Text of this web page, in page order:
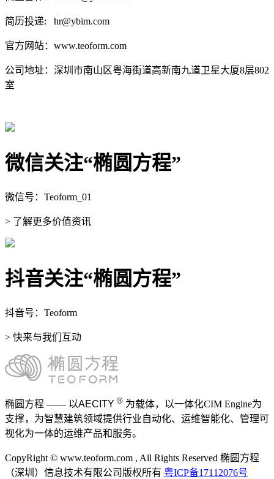
简历投递: hr@ybim.com
官方网站：www.teoform.com
公司地址：深圳市南山区粤海街道高新南九道卫星大厦8层802
室
微信关注“椭圆方程”
微信号：Teoform_01
> 了解更多价值资讯
抖音关注“椭圆方程”
抖音号：Teoform
> 快来与我们互动
椭圆方程 —— 以AECITY ® 为载体，以一体化CIM Engine为
支撑，为智慧建筑领域提供行业自动化、运维智能化、管理可
视化为一体的运维产品和服务。
CopyRight © www.teoform.com , All Rights Reserved 椭圆方程
（深圳）信息技术有限公司版权所有 粤ICP备17112076号